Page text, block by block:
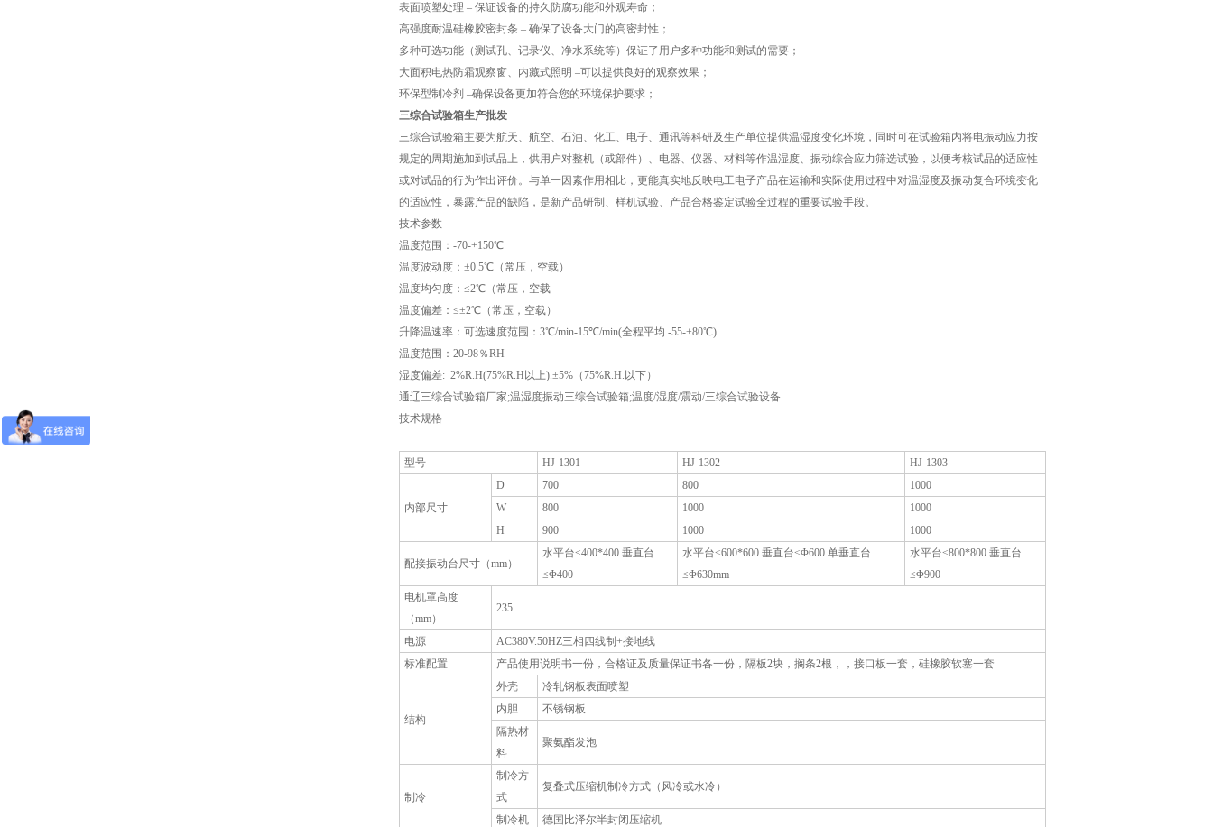
表面喷塑处理 – 保证设备的持久防腐功能和外观寿命；
高强度耐温硅橡胶密封条 – 确保了设备大门的高密封性；
多种可选功能（测试孔、记录仪、净水系统等）保证了用户多种功能和测试的需要；
大面积电热防霜观察窗、内藏式照明 –可以提供良好的观察效果；
环保型制冷剂 –确保设备更加符合您的环境保护要求；
三综合试验箱生产批发
三综合试验箱主要为航天、航空、石油、化工、电子、通讯等科研及生产单位提供温湿度变化环境，同时可在试验箱内将电振动应力按
规定的周期施加到试品上，供用户对整机（或部件）、电器、仪器、材料等作温湿度、振动综合应力筛选试验，以便考核试品的适应性
或对试品的行为作出评价。与单一因素作用相比，更能真实地反映电工电子产品在运输和实际使用过程中对温湿度及振动复合环境变化
的适应性，暴露产品的缺陷，是新产品研制、样机试验、产品合格鉴定试验全过程的重要试验手段。
技术参数
温度范围：-70-+150℃
温度波动度：±0.5℃（常压，空载）
温度均匀度：≤2℃（常压，空载
温度偏差：≤±2℃（常压，空载）
升降温速率：可选速度范围：3℃/min-15℃/min(全程平均.-55-+80℃)
温度范围：20-98％RH
湿度偏差: 2%R.H(75%R.H以上).±5%（75%R.H.以下）
通辽三综合试验箱厂家;温湿度振动三综合试验箱;温度/湿度/震动/三综合试验设备
技术规格
型号 HJ-1301 HJ-1302 HJ-1303
内部尺寸
D 700 800
1000
W
800 1000
1000
H
900 1000 1000
配接振动台尺寸（mm）
水平台≤400*400 垂直台
≤Φ400
水平台≤600*600 垂直台≤Φ600 单垂直台
≤Φ630mm
水平台≤800*800 垂直台
≤Φ900
电机罩高度
（mm）
235
电源
AC380V.50HZ三相四线制+接地线
标准配置
产品使用说明书一份，合格证及质量保证书各一份，隔板2块，搁条2根，，接口板一套，硅橡胶软塞一套
结构
外壳
冷轧钢板表面喷塑
内胆
不锈钢板
隔热材
料
聚氨酯发泡
制冷
制冷方
式
复叠式压缩机制冷方式（风冷或水冷）
制冷机
德国比泽尔半封闭压缩机